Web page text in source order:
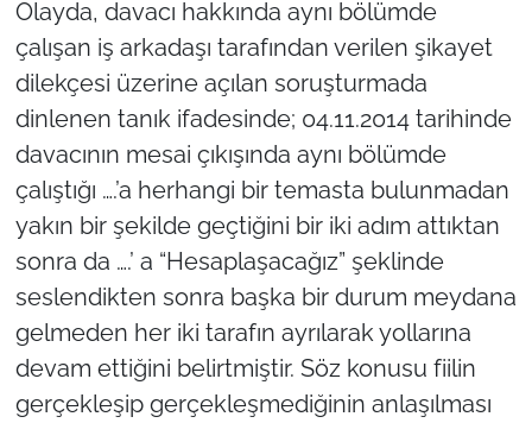
Olayda, davacı hakkında aynı bölümde
çalışan iş arkadaşı tarafından verilen şikayet
dilekçesi üzerine açılan soruşturmada
dinlenen tanık ifadesinde; 04.11.2014 tarihinde
davacının mesai çıkışında aynı bölümde
çalıştığı ….’a herhangi bir temasta bulunmadan
yakın bir şekilde geçtiğini bir iki adım attıktan
sonra da ….’ a “Hesaplaşacağız” şeklinde
seslendikten sonra başka bir durum meydana
gelmeden her iki tarafın ayrılarak yollarına
devam ettiğini belirtmiştir. Söz konusu fiilin
gerçekleşip gerçekleşmediğinin anlaşılması